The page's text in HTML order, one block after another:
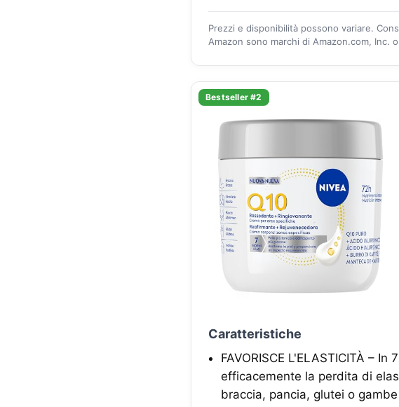
Prezzi e disponibilità possono variare.
Amazon sono marchi di Amazon.com, Inc.
Bestseller #2
Caratteristiche
FAVORISCE L'ELASTICITÀ –
efficacemente la perdita di
braccia, pancia, glutei o gambe